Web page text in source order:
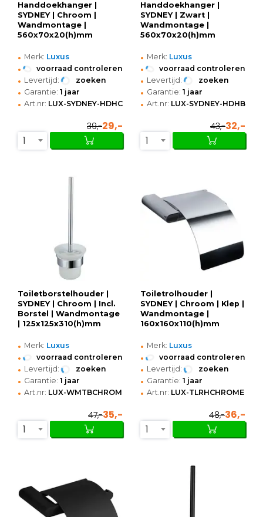
Handdoekhanger |
SYDNEY | Chroom |
Wandmontage |
560x70x20(h)mm
• Merk: Luxus
• voorraad controleren
• Levertijd: zoeken
• Garantie: 1 jaar
• Art.nr: LUX-SYDNEY-HDHCHROME
39,-29,-
1
Handdoekhanger |
SYDNEY | Zwart |
Wandmontage |
560x70x20(h)mm
• Merk: Luxus
• voorraad controleren
• Levertijd: zoeken
• Garantie: 1 jaar
• Art.nr: LUX-SYDNEY-
43,-32,-
1
Toiletborstelhouder |
SYDNEY | Chroom | Incl.
Borstel | Wandmontage
| 125x125x310(h)mm
• Merk: Luxus
• voorraad controleren
• Levertijd: zoeken
• Garantie: 1 jaar
• Art.nr: LUX-WMTBCHROME
47,-35,-
1
Toiletrolhouder |
SYDNEY | Chroom | Klep |
Wandmontage |
160x160x110(h)mm
• Merk: Luxus
• voorraad controleren
• Levertijd: zoeken
• Garantie: 1 jaar
• Art.nr: LUX-TLRHCHROME
48,-36,-
1